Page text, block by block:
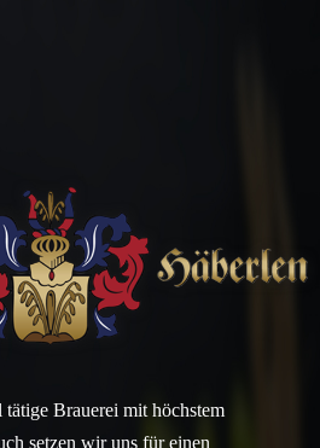
Brauerei mit höchstem
setzen wir uns für einen